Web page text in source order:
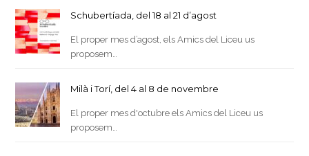
Schubertíada, del 18 al 21 d’agost
El proper mes d’agost, els Amics del Liceu us
proposem…
Milà i Torí, del 4 al 8 de novembre
El proper mes d'octubre els Amics del Liceu us
proposem…